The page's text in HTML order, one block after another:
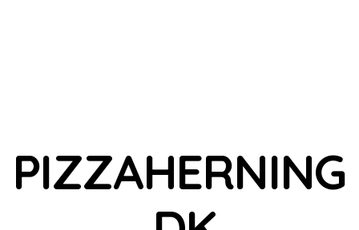
PIZZAHERNING